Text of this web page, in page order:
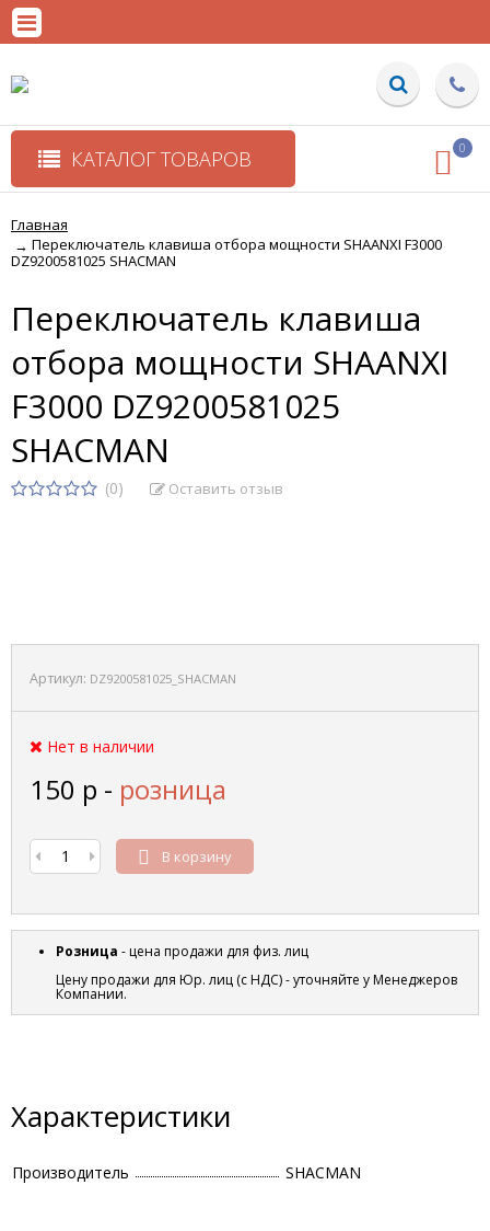
КАТАЛОГ ТОВАРОВ 0
Главная
→ Переключатель клавиша отбора мощности SHAANXI F3000
DZ9200581025 SHACMAN
Переключатель клавиша
отбора мощности SHAANXI
F3000 DZ9200581025
SHACMAN
(0) Оставить отзыв
Артикул: DZ9200581025_SHACMAN
Нет в наличии
150 р - розница
В корзину
Розница - цена продажи для физ. лиц
Цену продажи для Юр. лиц (с НДС) - уточняйте у Менеджеров
Компании.
Характеристики
Производитель SHACMAN